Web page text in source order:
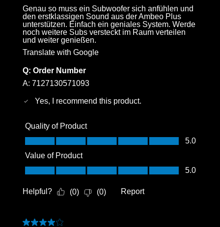
Genau so muss ein Subwoofer sich anfühlen und
den erstklassigen Sound aus der Ambeo Plus
unterstützen. Einfach ein geniales System. Werde
noch weitere Subs versteckt im Raum verteilen
und weiter genießen.
Translate with Google
Q: Order Number
A: 7127130571093
Yes, I recommend this product.
Quality of Product
Quality of Product, 5.0 out of 5
5.0
Value of Product
Value of Product, 5.0 out of 5
5.0
Helpful? (0) (0) Report
4 out of 5 stars.